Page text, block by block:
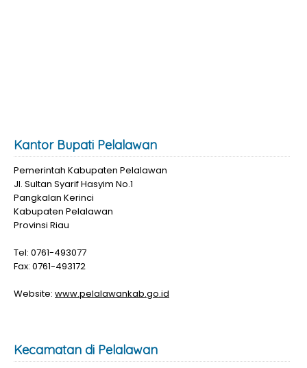
Kantor Bupati Pelalawan
Pemerintah Kabupaten Pelalawan
Jl. Sultan Syarif Hasyim No.1
Pangkalan Kerinci
Kabupaten Pelalawan
Provinsi Riau
Tel: 0761-493077
Fax: 0761-493172
Website: www.pelalawankab.go.id
Kecamatan di Pelalawan